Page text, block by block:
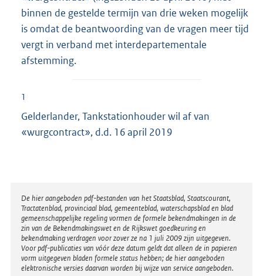
binnen de gestelde termijn van drie weken mogelijk
is omdat de beantwoording van de vragen meer tijd
vergt in verband met interdepartementale
afstemming.
1
Gelderlander, Tankstationhouder wil af van
«wurgcontract», d.d. 16 april 2019
Disclaimer
De hier aangeboden pdf-bestanden van het Staatsblad, Staatscourant,
Tractatenblad, provinciaal blad, gemeenteblad, waterschapsblad en blad
gemeenschappelijke regeling vormen de formele bekendmakingen in de
zin van de Bekendmakingswet en de Rijkswet goedkeuring en
bekendmaking verdragen voor zover ze na 1 juli 2009 zijn uitgegeven.
Voor pdf-publicaties van vóór deze datum geldt dat alleen de in papieren
vorm uitgegeven bladen formele status hebben; de hier aangeboden
elektronische versies daarvan worden bij wijze van service aangeboden.